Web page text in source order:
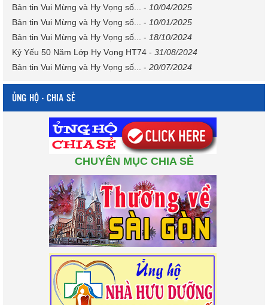
Bản tin Vui Mừng và Hy Vọng số...
- 10/04/2025
Bản tin Vui Mừng và Hy Vọng số...
- 10/01/2025
Bản tin Vui Mừng và Hy Vọng số...
- 18/10/2024
Kỷ Yếu 50 Năm Lớp Hy Vọng HT74 - 31/08/2024
Bản tin Vui Mừng và Hy Vọng số...
- 20/07/2024
ỦNG HỘ - CHIA SẺ
CHUYÊN MỤC CHIA SẺ